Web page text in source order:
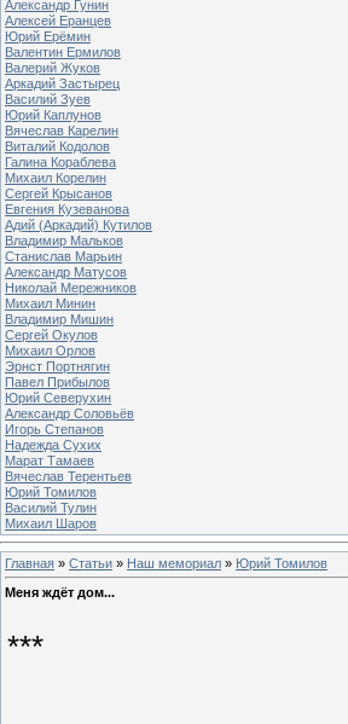
Александр Гунин
Алексей Еранцев
Юрий Ерёмин
Валентин Ермилов
Валерий Жуков
Аркадий Застырец
Василий Зуев
Юрий Каплунов
Вячеслав Карелин
Виталий Кодолов
Галина Кораблева
Михаил Корелин
Сергей Крысанов
Евгения Кузеванова
Адий (Аркадий) Кутилов
Владимир Мальков
Станислав Марьин
Александр Матусов
Николай Мережников
Михаил Минин
Владимир Мишин
Сергей Окулов
Михаил Орлов
Эрнст Портнягин
Павел Прибылов
Юрий Северухин
Александр Соловьёв
Игорь Степанов
Надежда Сухих
Марат Тамаев
Вячеслав Терентьев
Юрий Томилов
Василий Тулин
Михаил Шаров
Главная » Статьи » Наш мемориал » Юрий Томилов
Меня ждёт дом...
***